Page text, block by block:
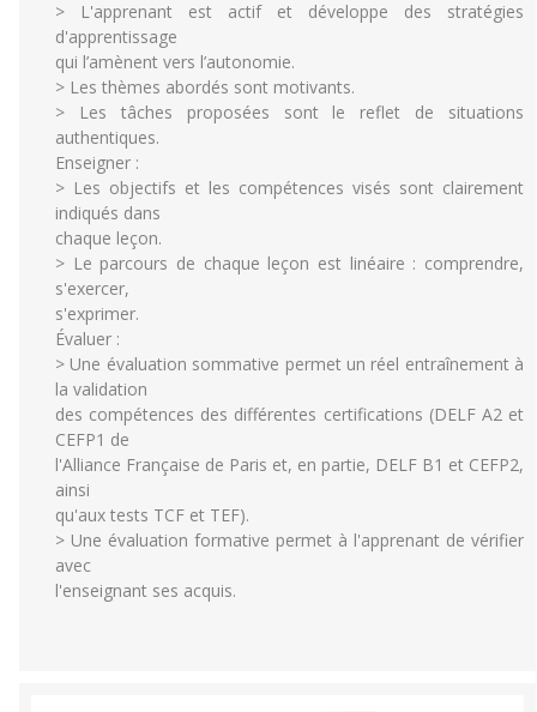
> L'apprenant est actif et développe des stratégies
d'apprentissage
qui l’amènent vers l’autonomie.
> Les thèmes abordés sont motivants.
> Les tâches proposées sont le reflet de situations
authentiques.
Enseigner :
> Les objectifs et les compétences visés sont clairement
indiqués dans
chaque leçon.
> Le parcours de chaque leçon est linéaire : comprendre,
s'exercer,
s'exprimer.
Évaluer :
> Une évaluation sommative permet un réel entraînement à
la validation
des compétences des différentes certifications (DELF A2 et
CEFP1 de
l'Alliance Française de Paris et, en partie, DELF B1 et CEFP2,
ainsi
qu'aux tests TCF et TEF).
> Une évaluation formative permet à l'apprenant de vérifier
avec
l'enseignant ses acquis.